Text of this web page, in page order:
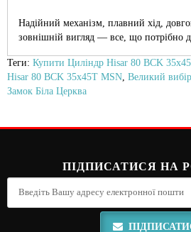
Надійний механізм, плавний хід,
зовнішній вигляд — все, що потрібно
Теги: Купити Циліндр Hisar 80 ВСK
Hisar 80 ВСK 35x45T MSN Великий
Замок Біла Церква
ПІДПИСАТИСЯ НА